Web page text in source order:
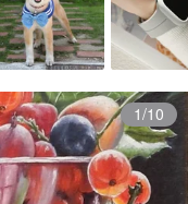
1/10